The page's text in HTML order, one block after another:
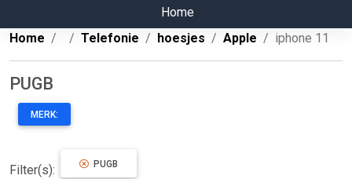
Home
Home
Telefonie hoesjes Apple iphone 11
PUGB
MERK:
Filter(s): PUGB